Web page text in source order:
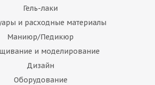
Гель-лаки
и расходные материалы
Маниюр/Педикюр
и моделирование
Дизайн
Оборудование